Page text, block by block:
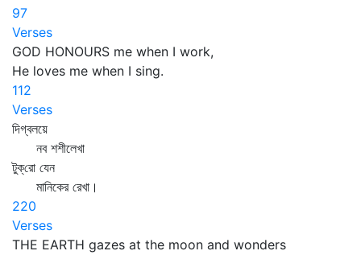
97
Verses
GOD HONOURS me when I work,
He loves me when I sing.
112
Verses
দিগ্‌বলয়ে
নব শশীলেখা
টুক্‌রো যেন
মানিকের রেখা।
220
Verses
THE EARTH gazes at the moon and wonders